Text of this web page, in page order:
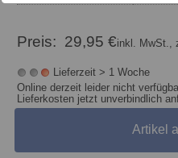
Preis: 29,95 €inkl. MwSt.,
Lieferzeit > 1 Woche
Online derzeit leider nicht
Lieferkosten jetzt unverbindlich
Artikel